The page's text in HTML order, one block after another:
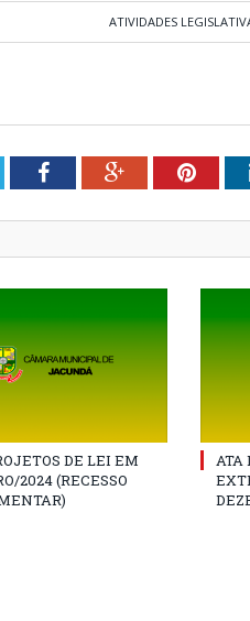
ATIVIDADES
FacebookGoogle+
DE LEI EM
2024 (RECESSO
ATA